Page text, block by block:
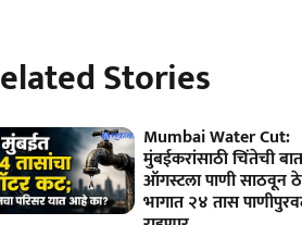
Stories
Mumbai Water Cut:
मुंबईकरांसाठी चिंतेची
ऑगस्टला पाणी साठवून
भागात २४ तास